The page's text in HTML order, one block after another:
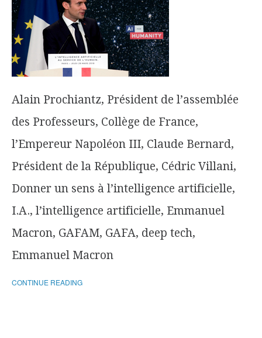
Alain Prochiantz, Président de l’assemblée
des Professeurs, Collège de France,
l’Empereur Napoléon III, Claude Bernard,
Président de la République, Cédric Villani,
Donner un sens à l’intelligence artificielle,
I.A., l’intelligence artificielle, Emmanuel
Macron, GAFAM, GAFA, deep tech,
Emmanuel Macron
CONTINUE READING